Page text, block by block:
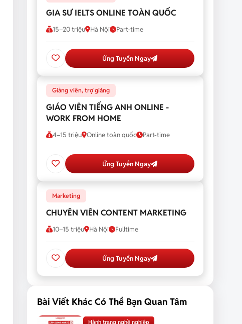
GIA SƯ IELTS ONLINE TOÀN QUỐC
15–20 triệu Hà Nội Part-time
Ứng Tuyển Ngay
Giảng viên, trợ giảng
GIÁO VIÊN TIẾNG ANH ONLINE -
WORK FROM HOME
4–15 triệu Online toàn quốc Part-time
Ứng Tuyển Ngay
Marketing
CHUYÊN VIÊN CONTENT MARKETING
10–15 triệu Hà Nội Fulltime
Ứng Tuyển Ngay
Bài Viết Khác Có Thể Bạn Quan Tâm
Hành trang nghề nghiệp